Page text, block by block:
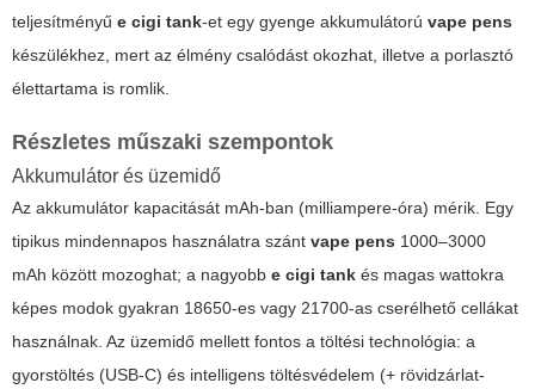
teljesítményű e cigi tank-et egy gyenge akkumulátorú vape pens
készülékhez, mert az élmény csalódást okozhat, illetve a porlasztó
élettartama is romlik.
Részletes műszaki szempontok
Akkumulátor és üzemidő
Az akkumulátor kapacitását mAh-ban (milliampere-óra) mérik. Egy
tipikus mindennapos használatra szánt vape pens 1000–3000
mAh között mozoghat; a nagyobb e cigi tank és magas wattokra
képes modok gyakran 18650-es vagy 21700-as cserélhető cellákat
használnak. Az üzemidő mellett fontos a töltési technológia: a
gyorstöltés (USB-C) és intelligens töltésvédelem (+ rövidzárlat-